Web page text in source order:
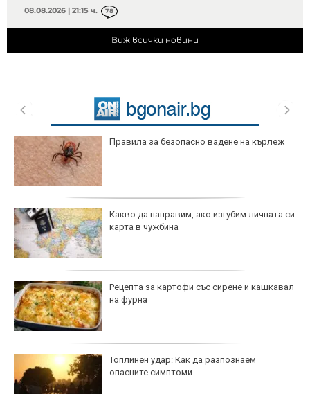
08.08.2026 | 21:15 ч. 78
Виж всички новини
Правила за безопасно вадене на кърлеж
Какво да направим, ако изгубим личната си
карта в чужбина
Рецепта за картофи със сирене и кашкавал
на фурна
Топлинен удар: Как да разпознаем
опасните симптоми